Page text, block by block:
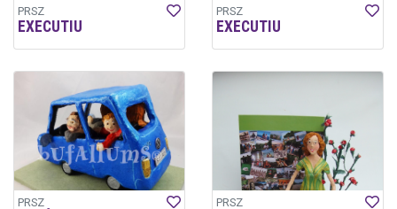
PRSZ
EXECUTIU
PRSZ
EXECUTIU
PRSZ PRSZ